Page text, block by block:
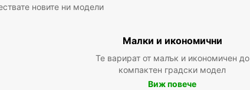
новите ни модели
Малки и икономични
Те варират от малък и икономичен до
компактен градски модел
Виж повече